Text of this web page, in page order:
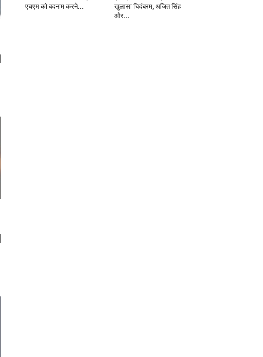
एचएम को बदनाम करने...
खुलासा चिदंबरम, अजित सिंह
और...